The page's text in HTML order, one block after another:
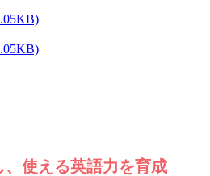
使える英語力を育成